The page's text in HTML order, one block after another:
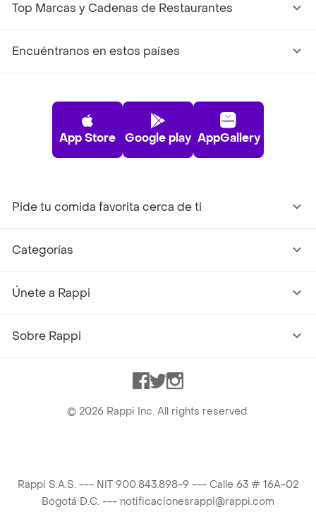
Top Marcas y Cadenas de Restaurantes
Encuéntranos en estos países
App Store Google play AppGallery
Pide tu comida favorita cerca de ti
Categorías
Únete a Rappi
Sobre Rappi
Facebook
TwitterInstagram
© 2026 Rappi Inc. All rights reserved.
Rappi S.A.S. --- NIT 900.843.898-9 --- Calle 63 # 16A-02
Bogotá D.C. --- notificacionesrappi@rappi.com